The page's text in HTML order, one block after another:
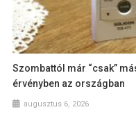
Szombattól már “csak”
érvényben az országban
augusztus 6, 2026